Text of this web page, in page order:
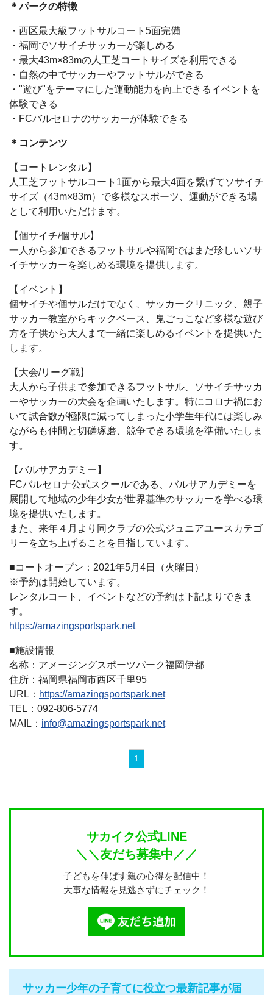
＊パークの特徴
・西区最大級フットサルコート5面完備
・福岡でソサイチサッカーが楽しめる
・最大43m×83mの人工芝コートサイズを利用できる
・自然の中でサッカーやフットサルができる
・"遊び"をテーマにした運動能力を向上できるイベントを
体験できる
・FCバルセロナのサッカーが体験できる
＊コンテンツ
【コートレンタル】
人工芝フットサルコート1面から最大4面を繋げてソサイチ
サイズ（43m×83m）で多様なスポーツ、運動ができる場
として利用いただけます。
【個サイチ/個サル】
一人から参加できるフットサルや福岡ではまだ珍しいソサ
イチサッカーを楽しめる環境を提供します。
【イベント】
個サイチや個サルだけでなく、サッカークリニック、親子
サッカー教室からキックベース、鬼ごっこなど多様な遊び
方を子供から大人まで一緒に楽しめるイベントを提供いた
します。
【大会/リーグ戦】
大人から子供まで参加できるフットサル、ソサイチサッカ
ーやサッカーの大会を企画いたします。特にコロナ禍にお
いて試合数が極限に減ってしまった小学生年代には楽しみ
ながらも仲間と切磋琢磨、競争できる環境を準備いたしま
す。
【バルサアカデミー】
FCバルセロナ公式スクールである、バルサアカデミーを
展開して地域の少年少女が世界基準のサッカーを学べる環
境を提供いたします。
また、来年４月より同クラブの公式ジュニアユースカテゴ
リーを立ち上げることを目指しています。
■コートオープン：2021年5月4日（火曜日）
※予約は開始しています。
レンタルコート、イベントなどの予約は下記よりできま
す。
https://amazingsportspark.net
■施設情報
名称：アメージングスポーツパーク福岡伊都
住所：福岡県福岡市西区千里95
URL： https://amazingsportspark.net
TEL：092-806-5774
MAIL： info@amazingsportspark.net
1
サカイク公式LINE
＼＼友だち募集中／／
子どもを伸ばす親の心得を配信中！
大事な情報を見逃さずにチェック！
サッカー少年の子育てに役立つ最新記事が届